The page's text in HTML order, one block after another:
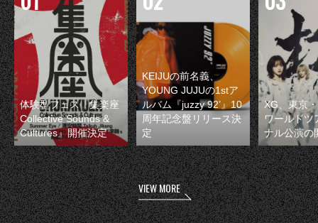
体験型フェス『集楽座
Collective Sounds &
Cultures』開催決定
KEIJUの前名義、
YOUNG JUJUの1stア
ルバム『juzzy 92’』10
周年記念盤リリース決
定
XG、東京
ワールドツ
ナル公演の
VIEW MORE